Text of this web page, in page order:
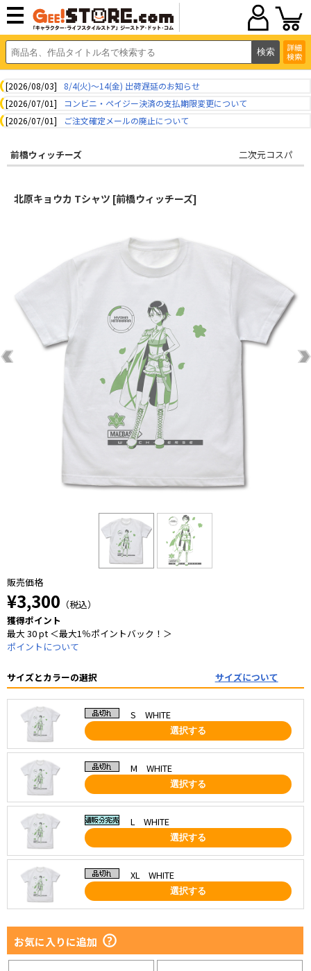
詳細
検索
[2026/08/03]
8/4(火)～14(金) 出荷遅延のお知らせ
[2026/07/01]
コンビニ・ペイジー決済の支払期限変更について
[2026/07/01]
ご注文確定メールの廃止について
前橋ウィッチーズ 二次元コスパ
北原キョウカ Tシャツ [前橋ウィッチーズ]
販売価格
¥3,300 （税込）
獲得ポイント
最大 30 pt ＜最大1％ポイントバック！＞
ポイントについて
サイズとカラーの選択 サイズについて
S WHITE
選択する
M WHITE
選択する
L WHITE
選択する
XL WHITE
選択する
お気に入りに追加